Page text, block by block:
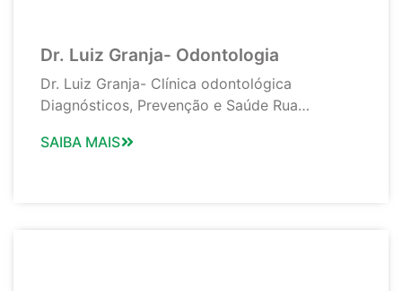
Dr. Luiz Granja- Odontologia
Dr. Luiz Granja- Clínica odontológica
Diagnósticos, Prevenção e Saúde Rua…
SAIBA MAIS